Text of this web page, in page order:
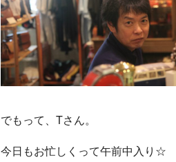
でもって、Tさん。
今日もお忙しくって午前中入り☆